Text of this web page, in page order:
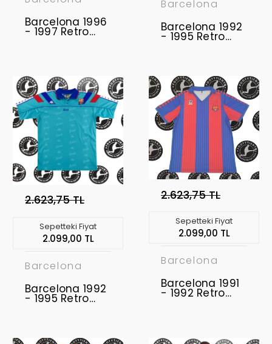
Barcelona 1996
- 1997 Retro
Barcelona
Barcelona 1992
- 1995 Retro
2.623,75 TL
Sepetteki Fiyat
2.099,00 TL
Barcelona
Barcelona 1992
- 1995 Retro
2.623,75 TL
Sepetteki Fiyat
2.099,00 TL
Barcelona
Barcelona 1991
- 1992 Retro